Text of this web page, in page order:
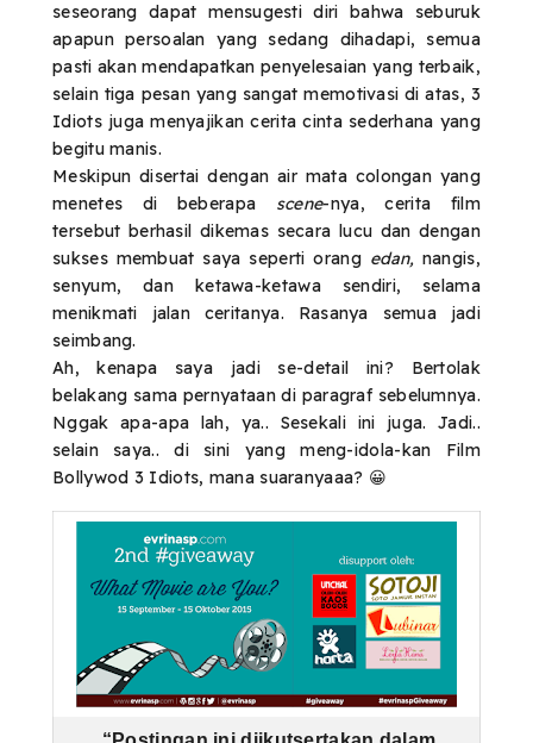
seseorang dapat mensugesti diri bahwa seburuk
apapun persoalan yang sedang dihadapi, semua
pasti akan mendapatkan penyelesaian yang terbaik,
selain tiga pesan yang sangat memotivasi di atas, 3
Idiots juga menyajikan cerita cinta sederhana yang
begitu manis.
Meskipun disertai dengan air mata colongan yang
menetes di beberapa scene-nya, cerita film
tersebut berhasil dikemas secara lucu dan dengan
sukses membuat saya seperti orang edan, nangis,
senyum, dan ketawa-ketawa sendiri, selama
menikmati jalan ceritanya. Rasanya semua jadi
seimbang.
Ah, kenapa saya jadi se-detail ini? Bertolak
belakang sama pernyataan di paragraf sebelumnya.
Nggak apa-apa lah, ya.. Sesekali ini juga. Jadi..
selain saya.. di sini yang meng-idola-kan Film
Bollywod 3 Idiots, mana suaranyaaa? 😀